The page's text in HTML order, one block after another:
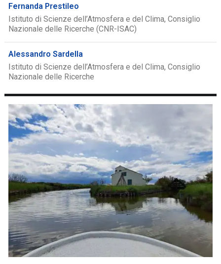
Fernanda Prestileo
Istituto di Scienze dell’Atmosfera e del Clima, Consiglio
Nazionale delle Ricerche (CNR-ISAC)
Alessandro Sardella
Istituto di Scienze dell’Atmosfera e del Clima, Consiglio
Nazionale delle Ricerche